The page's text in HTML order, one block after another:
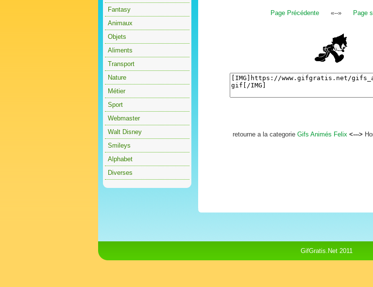
Fantasy
Animaux
Objets
Aliments
Transport
Nature
Métier
Sport
Webmaster
Walt Disney
Smileys
Alphabet
Diverses
Page Précédente«--» Page
retourne a la categorie Gifs Animés Felix <--->
GifGratis.Net 2011